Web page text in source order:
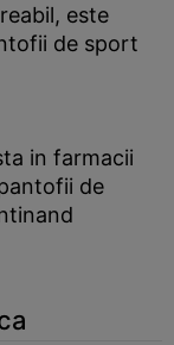
este
de sport
in farmacii
de